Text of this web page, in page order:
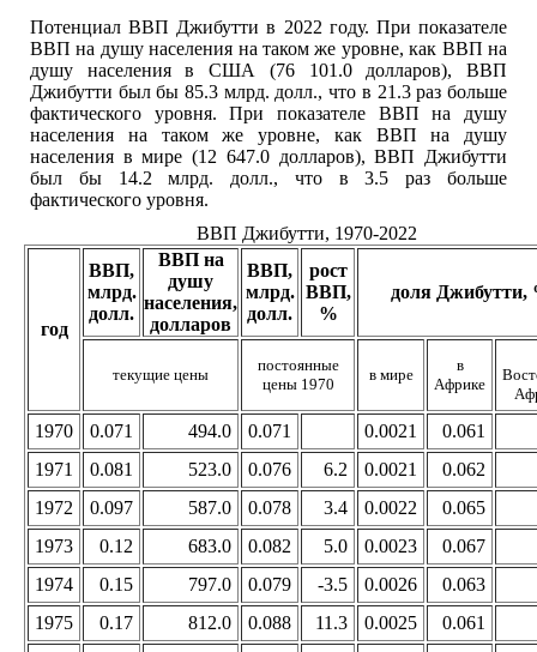
Потенциал ВВП Джибутти в 2022 году. При показателе
ВВП на душу населения на таком же уровне, как ВВП на
душу населения в США (76 101.0 долларов), ВВП
Джибутти был бы 85.3 млрд. долл., что в 21.3 раз больше
фактического уровня. При показателе ВВП на душу
населения на таком же уровне, как ВВП на душу
населения в мире (12 647.0 долларов), ВВП Джибутти
был бы 14.2 млрд. долл., что в 3.5 раз больше
фактического уровня.
ВВП Джибутти, 1970-2022
год
ВВП,
млрд.
долл.
ВВП на
душу
населения,
долларов
ВВП,
млрд.
долл.
рост
ВВП,
%
доля Джибутти,
текущие цены
постоянные
цены 1970
в мире
в
Африке
1970 0.071 494.0 0.071 0.0021
0.061
1971
0.081 523.0 0.076 6.2 0.0021
0.062
1972
0.097 587.0 0.078 3.4 0.0022
0.065
1973
0.12 683.0 0.082 5.0 0.0023
0.067
1974
0.15 797.0 0.079 -3.5 0.0026
0.063
1975
0.17 812.0 0.088 11.3 0.0025
0.061